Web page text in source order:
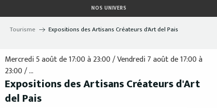
au
contenu
NOS UNIVERS
Tourisme Expositions des Artisans Créateurs d'Art del Pais
Mercredi 5 août de 17:00 à 23:00 / Vendredi 7 août de 17:00 à
23:00 / ...
Expositions des Artisans Créateurs d'Art
del Pais